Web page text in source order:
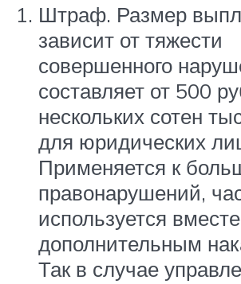
Штраф. Размер
зависит от тяжести
совершенного
составляет от 500
нескольких сотен
для юридических
Применяется к
правонарушений,
используется
дополнительным
Так в случае